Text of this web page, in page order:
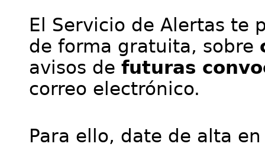
El Servicio de Alertas te
de forma gratuita, sobre
avisos de futuras
correo electrónico.
Para ello, date de alta